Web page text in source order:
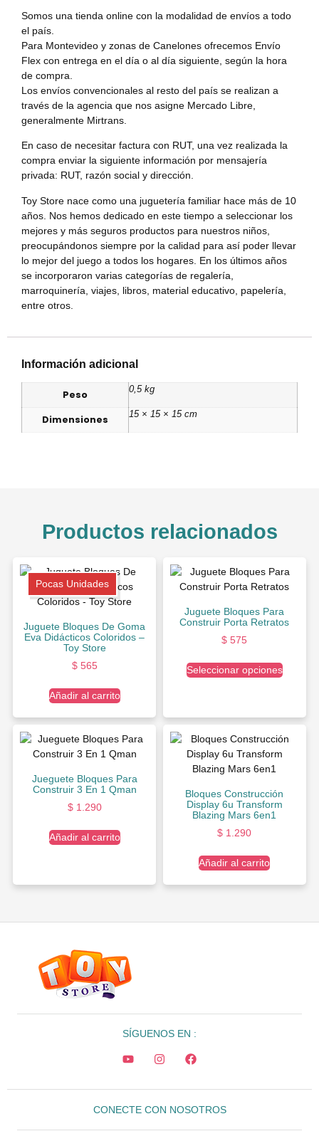
Somos una tienda online con la modalidad de envíos a todo
el país.
Para Montevideo y zonas de Canelones ofrecemos Envío
Flex con entrega en el día o al día siguiente, según la hora
de compra.
Los envíos convencionales al resto del país se realizan a
través de la agencia que nos asigne Mercado Libre,
generalmente Mirtrans.
En caso de necesitar factura con RUT, una vez realizada la
compra enviar la siguiente información por mensajería
privada: RUT, razón social y dirección.
Toy Store nace como una juguetería familiar hace más de 10
años. Nos hemos dedicado en este tiempo a seleccionar los
mejores y más seguros productos para nuestros niños,
preocupándonos siempre por la calidad para así poder llevar
lo mejor del juego a todos los hogares. En los últimos años
se incorporaron varias categorías de regalería,
marroquinería, viajes, libros, material educativo, papelería,
entre otros.
Información adicional
Peso 0,5 kg
Dimensiones 15 × 15 × 15 cm
Productos relacionados
Pocas Unidades
Juguete Bloques De Goma
Eva Didácticos Coloridos –
Toy Store
$565
Añadir al carrito
Juguete Bloques Para
Construir Porta Retratos
$ 575
Seleccionar opciones
Jueguete Bloques Para
Construir 3 En 1 Qman
$1.290
Añadir al carrito
Bloques Construcción
Display 6u Transform
Blazing Mars 6en1
$ 1.290
Añadir al carrito
SÍGUENOS EN :
CONECTE CON NOSOTROS